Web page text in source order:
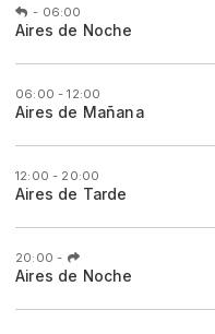
- 06:00
Aires de Noche
06:00 - 12:00
Aires de Mañana
12:00 - 20:00
Aires de Tarde
20:00 -
Aires de Noche